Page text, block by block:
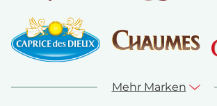
Mehr Marken